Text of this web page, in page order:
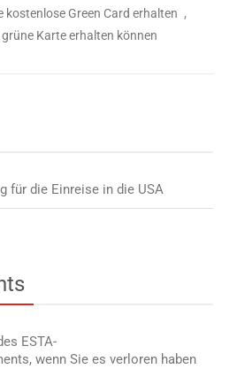
kostenlose Green Card erhalten ,
Karte erhalten können
für die Einreise in die USA
ESTA-
wenn Sie es verloren haben